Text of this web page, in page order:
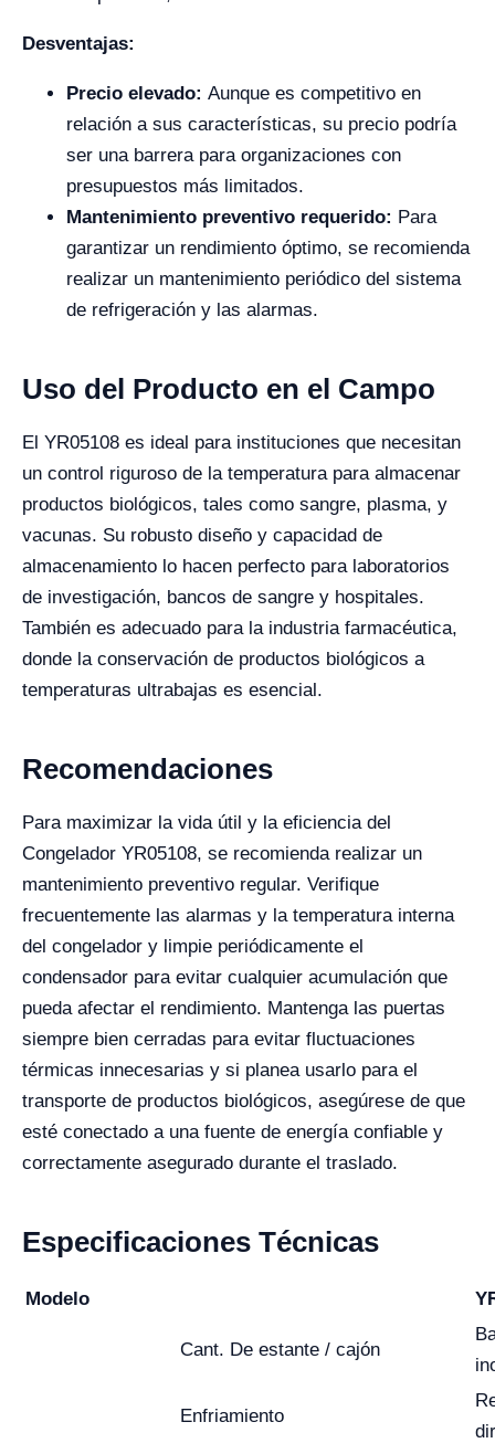
Desventajas:
Precio elevado: Aunque es competitivo en
relación a sus características, su precio podría
ser una barrera para organizaciones con
presupuestos más limitados.
Mantenimiento preventivo requerido: Para
garantizar un rendimiento óptimo, se recomienda
realizar un mantenimiento periódico del sistema
de refrigeración y las alarmas.
Uso del Producto en el Campo
El YR05108 es ideal para instituciones que necesitan
un control riguroso de la temperatura para almacenar
productos biológicos, tales como sangre, plasma, y
vacunas. Su robusto diseño y capacidad de
almacenamiento lo hacen perfecto para laboratorios
de investigación, bancos de sangre y hospitales.
También es adecuado para la industria farmacéutica,
donde la conservación de productos biológicos a
temperaturas ultrabajas es esencial.
Recomendaciones
Para maximizar la vida útil y la eficiencia del
Congelador YR05108, se recomienda realizar un
mantenimiento preventivo regular. Verifique
frecuentemente las alarmas y la temperatura interna
del congelador y limpie periódicamente el
condensador para evitar cualquier acumulación que
pueda afectar el rendimiento. Mantenga las puertas
siempre bien cerradas para evitar fluctuaciones
térmicas innecesarias y si planea usarlo para el
transporte de productos biológicos, asegúrese de que
esté conectado a una fuente de energía confiable y
correctamente asegurado durante el traslado.
Especificaciones Técnicas
Modelo
Cant. De estante / cajón
Enfriamiento